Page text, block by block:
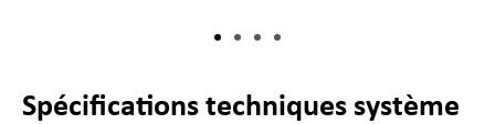
Spécifications techniques système